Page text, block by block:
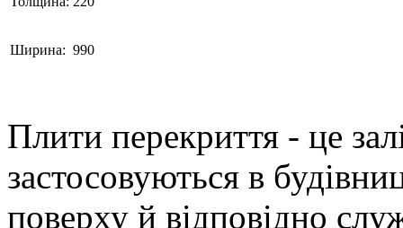
Ширина: 990
Плити перекриття - це
застосовуються в
поверху й відповідно